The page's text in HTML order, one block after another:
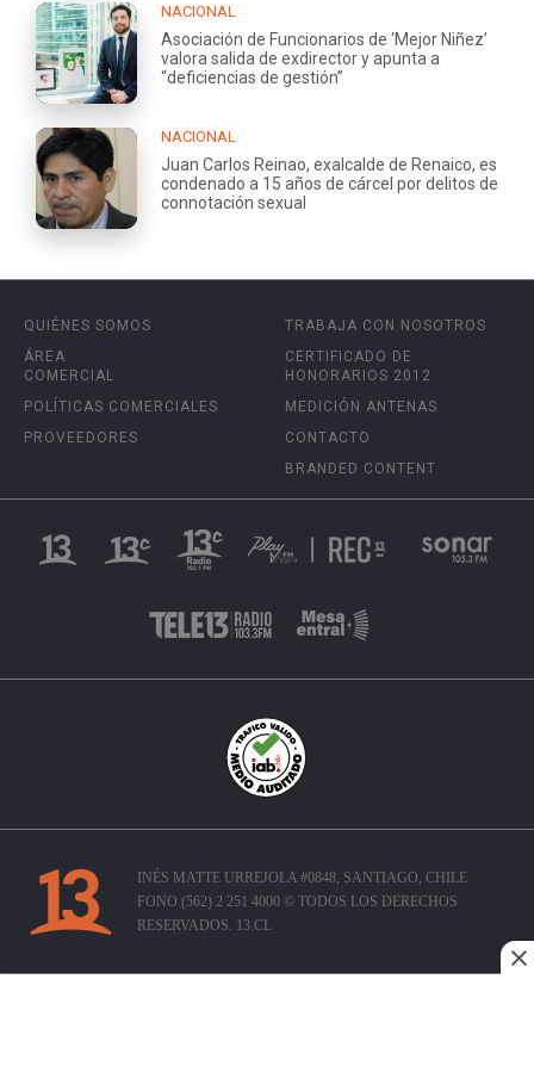
NACIONAL
Asociación de Funcionarios de ‘Mejor Niñez’
valora salida de exdirector y apunta a
“deficiencias de gestión”
NACIONAL
Juan Carlos Reinao, exalcalde de Renaico, es
condenado a 15 años de cárcel por delitos de
connotación sexual
QUIÉNES SOMOS
ÁREA
COMERCIAL
POLÍTICAS COMERCIALES
PROVEEDORES
TRABAJA CON NOSOTROS
CERTIFICADO DE
HONORARIOS 2012
MEDICIÓN ANTENAS
CONTACTO
BRANDED CONTENT
INÉS MATTE URREJOLA #0848, SANTIAGO, CHILE
FONO (562) 2 251 4000 © TODOS LOS DERECHOS
RESERVADOS. 13.CL